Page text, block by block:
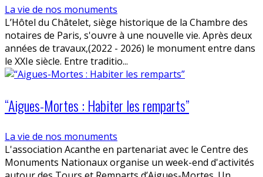
La vie de nos monuments
L’Hôtel du Châtelet, siège historique de la Chambre des
notaires de Paris, s'ouvre à une nouvelle vie. Après deux
années de travaux,(2022 - 2026) le monument entre dans
le XXIe siècle. Entre traditio...
“Aigues-Mortes : Habiter les remparts”
La vie de nos monuments
L'association Acanthe en partenariat avec le Centre des
Monuments Nationaux organise un week-end d'activités